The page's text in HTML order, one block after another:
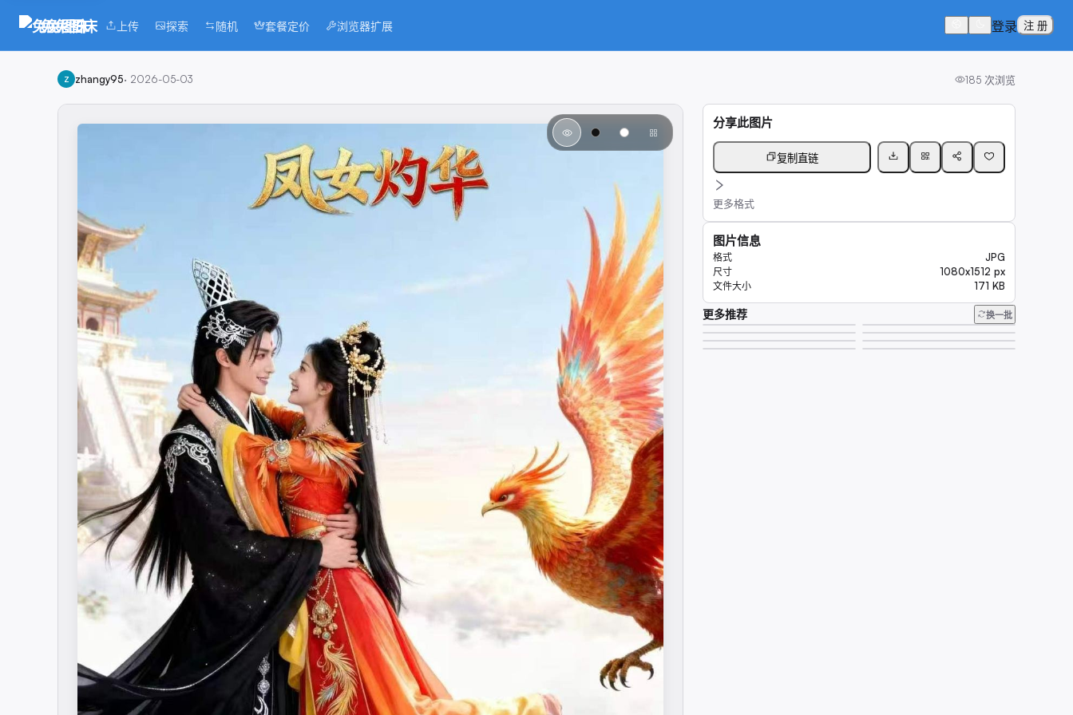
兔兔图床 上传 探索 随机 套餐定价 浏览器扩展 登录 注 册
Z zhangy95· 2026-05-03 185 次浏览
分享此图片
复制直链
更多格式
图片信息
格式 JPG
尺寸 1080x1512 px
文件大小 171 KB
更多推荐 换一批